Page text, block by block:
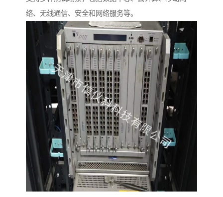
络、无线通信、安全和网络服务等。